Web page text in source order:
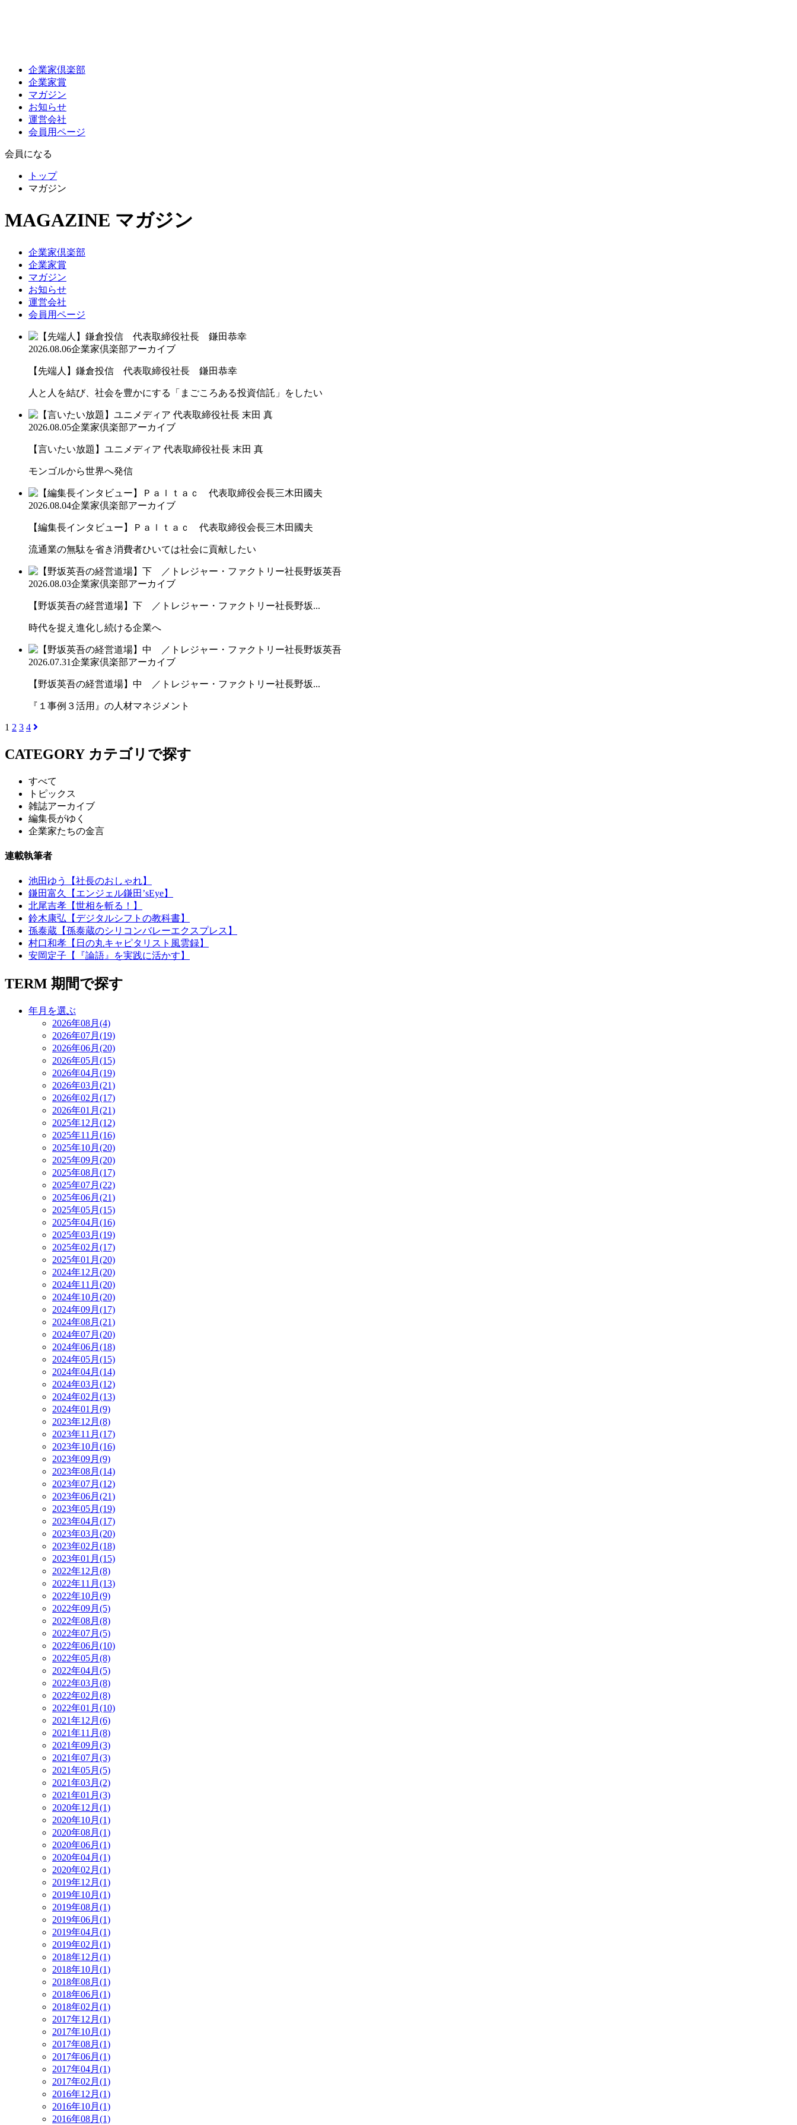
企業家倶楽部
企業家賞
マガジン
お知らせ
運営会社
会員用ページ
会員になる
トップ
マガジン
MAGAZINE マガジン
企業家倶楽部
企業家賞
マガジン
お知らせ
運営会社
会員用ページ
2026.08.06企業家倶楽部アーカイブ
【先端人】鎌倉投信 代表取締役社長 鎌田恭幸
人と人を結び、社会を豊かにする「まごころある投資信託」をしたい
2026.08.05企業家倶楽部アーカイブ
【言いたい放題】ユニメディア 代表取締役社長 末田 真
モンゴルから世界へ発信
2026.08.04企業家倶楽部アーカイブ
【編集長インタビュー】Ｐａｌｔａｃ 代表取締役会長三木田國夫
流通業の無駄を省き消費者ひいては社会に貢献したい
2026.08.03企業家倶楽部アーカイブ
【野坂英吾の経営道場】下 ／トレジャー・ファクトリー社長野坂...
時代を捉え進化し続ける企業へ
2026.07.31企業家倶楽部アーカイブ
【野坂英吾の経営道場】中 ／トレジャー・ファクトリー社長野坂...
『１事例３活用』の人材マネジメント
1 2 3 4
CATEGORY カテゴリで探す
すべて
トピックス
雑誌アーカイブ
編集長がゆく
企業家たちの金言
連載執筆者
池田ゆう【社長のおしゃれ】
鎌田富久【エンジェル鎌田’sEye】
北尾吉孝【世相を斬る！】
鈴木康弘【デジタルシフトの教科書】
孫泰蔵【孫泰蔵のシリコンバレーエクスプレス】
村口和孝【日の丸キャピタリスト風雲録】
安岡定子【『論語』を実践に活かす】
TERM 期間で探す
年月を選ぶ
2026年08月(4)
2026年07月(19)
2026年06月(20)
2026年05月(15)
2026年04月(19)
2026年03月(21)
2026年02月(17)
2026年01月(21)
2025年12月(12)
2025年11月(16)
2025年10月(20)
2025年09月(20)
2025年08月(17)
2025年07月(22)
2025年06月(21)
2025年05月(15)
2025年04月(16)
2025年03月(19)
2025年02月(17)
2025年01月(20)
2024年12月(20)
2024年11月(20)
2024年10月(20)
2024年09月(17)
2024年08月(21)
2024年07月(20)
2024年06月(18)
2024年05月(15)
2024年04月(14)
2024年03月(12)
2024年02月(13)
2024年01月(9)
2023年12月(8)
2023年11月(17)
2023年10月(16)
2023年09月(9)
2023年08月(14)
2023年07月(12)
2023年06月(21)
2023年05月(19)
2023年04月(17)
2023年03月(20)
2023年02月(18)
2023年01月(15)
2022年12月(8)
2022年11月(13)
2022年10月(9)
2022年09月(5)
2022年08月(8)
2022年07月(5)
2022年06月(10)
2022年05月(8)
2022年04月(5)
2022年03月(8)
2022年02月(8)
2022年01月(10)
2021年12月(6)
2021年11月(8)
2021年09月(3)
2021年07月(3)
2021年05月(5)
2021年03月(2)
2021年01月(3)
2020年12月(1)
2020年10月(1)
2020年08月(1)
2020年06月(1)
2020年04月(1)
2020年02月(1)
2019年12月(1)
2019年10月(1)
2019年08月(1)
2019年06月(1)
2019年04月(1)
2019年02月(1)
2018年12月(1)
2018年10月(1)
2018年08月(1)
2018年06月(1)
2018年02月(1)
2017年12月(1)
2017年10月(1)
2017年08月(1)
2017年06月(1)
2017年04月(1)
2017年02月(1)
2016年12月(1)
2016年10月(1)
2016年08月(1)